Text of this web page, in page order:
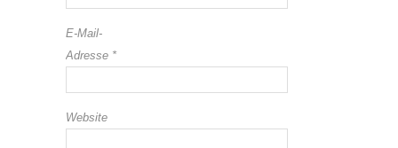
E-Mail-
Adresse *
Website